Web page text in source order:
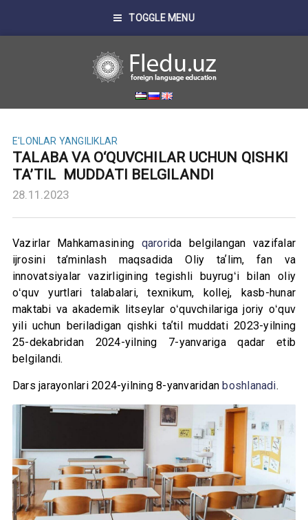
TOGGLE MENU
E'LONLAR YANGILIKLAR
TALABA VA O‘QUVCHILAR UCHUN QISHKI
TA’TIL MUDDATI BELGILANDI
28.11.2023
Vazirlar Mahkamasining qarorida belgilangan vazifalar
ijrosini ta’minlash maqsadida Oliy taʼlim, fan va
innovatsiyalar vazirligining tegishli buyrugʻi bilan oliy
oʻquv yurtlari talabalari, texnikum, kollej, kasb-hunar
maktabi va akademik litseylar oʻquvchilariga joriy oʻquv
yili uchun beriladigan qishki taʼtil muddati 2023-yilning
25-dekabridan 2024-yilning 7-yanvariga qadar etib
belgilandi.
Dars jarayonlari 2024-yilning 8-yanvaridanboshlanadi.